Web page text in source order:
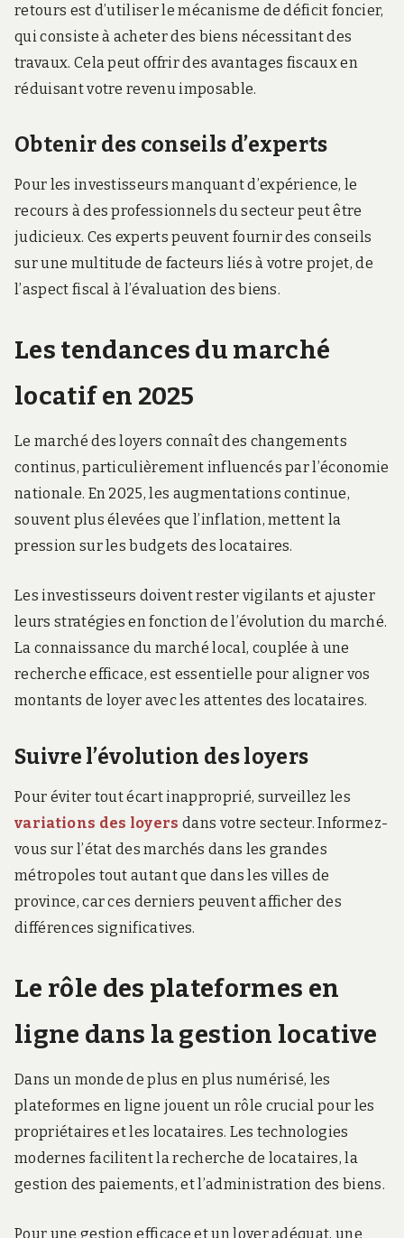
retours est d’utiliser le mécanisme de déficit foncier,
qui consiste à acheter des biens nécessitant des
travaux. Cela peut offrir des avantages fiscaux en
réduisant votre revenu imposable.
Obtenir des conseils d’experts
Pour les investisseurs manquant d’expérience, le
recours à des professionnels du secteur peut être
judicieux. Ces experts peuvent fournir des conseils
sur une multitude de facteurs liés à votre projet, de
l’aspect fiscal à l’évaluation des biens.
Les tendances du marché
locatif en 2025
Le marché des loyers connaît des changements
continus, particulièrement influencés par l’économie
nationale. En 2025, les augmentations continue,
souvent plus élevées que l’inflation, mettent la
pression sur les budgets des locataires.
Les investisseurs doivent rester vigilants et ajuster
leurs stratégies en fonction de l’évolution du marché.
La connaissance du marché local, couplée à une
recherche efficace, est essentielle pour aligner vos
montants de loyer avec les attentes des locataires.
Suivre l’évolution des loyers
Pour éviter tout écart inapproprié, surveillez les
variations des loyers dans votre secteur. Informez-
vous sur l’état des marchés dans les grandes
métropoles tout autant que dans les villes de
province, car ces derniers peuvent afficher des
différences significatives.
Le rôle des plateformes en
ligne dans la gestion locative
Dans un monde de plus en plus numérisé, les
plateformes en ligne jouent un rôle crucial pour les
propriétaires et les locataires. Les technologies
modernes facilitent la recherche de locataires, la
gestion des paiements, et l’administration des biens.
Pour une gestion efficace et un loyer adéquat, une